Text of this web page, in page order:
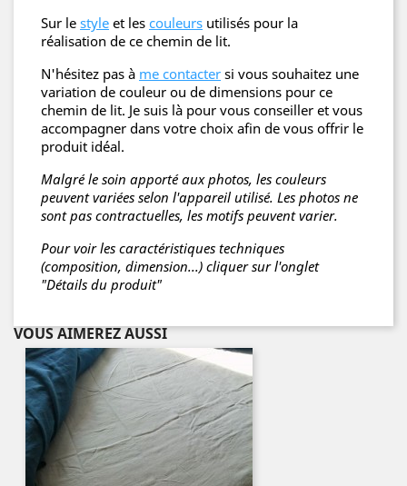
Sur le style et les couleurs utilisés pour la
réalisation de ce chemin de lit.
N'hésitez pas à me contacter si vous souhaitez une
variation de couleur ou de dimensions pour ce
chemin de lit. Je suis là pour vous conseiller et vous
accompagner dans votre choix afin de vous offrir le
produit idéal.
Malgré le soin apporté aux photos, les couleurs
peuvent variées selon l'appareil utilisé. Les photos ne
sont pas contractuelles, les motifs peuvent varier.
Pour voir les caractéristiques techniques
(composition, dimension...) cliquer sur l'onglet
"Détails du produit"
VOUS AIMEREZ AUSSI